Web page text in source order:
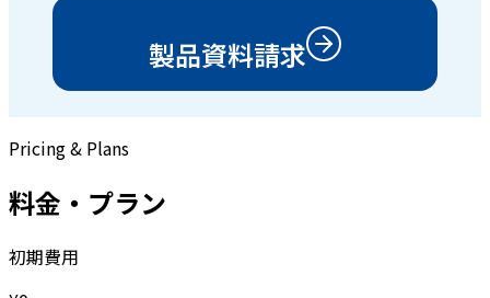
製品資料請求
Pricing & Plans
料金・プラン
初期費用